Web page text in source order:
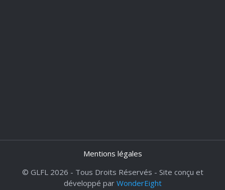
Mentions légales
© GLFL 2026 - Tous Droits Réservés - Site conçu et
développé par WonderEight